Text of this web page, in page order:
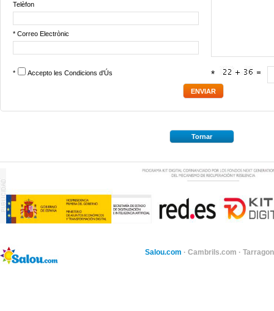
Telèfon
* Correo Electrònic
* Accepto les Condicions d'Ús *
Tornar
Salou.com · Cambrils.com ·